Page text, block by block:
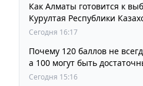
Как Алматы готовится к
Курултая Республики
Сегодня 16:17
Почему 120 баллов не
а 100 могут быть
Сегодня 15:16